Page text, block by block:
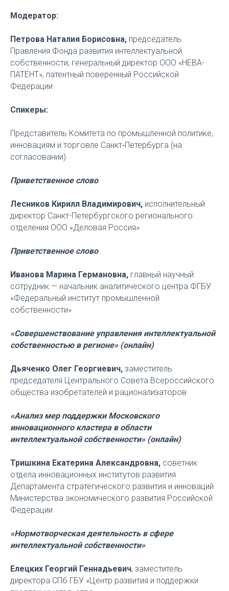
Модератор:
Петрова Наталия Борисовна, председатель
Правления Фонда развития интеллектуальной
собственности, генеральный директор ООО «НЕВА-
ПАТЕНТ», патентный поверенный Российской
Федерации
Спикеры:
Представитель Комитета по промышленной политике,
инновациям и торговле Санкт‑Петербурга (на
согласовании)
Приветственное слово
Лесников Кирилл Владимирович, исполнительный
директор Санкт-Петербургского регионального
отделения ООО «Деловая Россия»
Приветственное слово
Иванова Марина Германовна, главный научный
сотрудник — начальник аналитического центра ФГБУ
«Федеральный институт промышленной
собственности»
«Совершенствование управления интеллектуальной
собственностью в регионе» (онлайн)
Дьяченко Олег Георгиевич, заместитель
председателя Центрального Совета Всероссийского
общества изобретателей и рационализаторов
«Анализ мер поддержки Московского
инновационного кластера в области
интеллектуальной собственности» (онлайн)
Тришкина Екатерина Александровна, советник
отдела инновационных институтов развития
Департамента стратегического развития и инноваций
Министерства экономического развития Российской
Федерации
«Нормотворческая деятельность в сфере
интеллектуальной собственности»
Елецких Георгий Геннадьевич, заместитель
директора СПб ГБУ «Центр развития и поддержки